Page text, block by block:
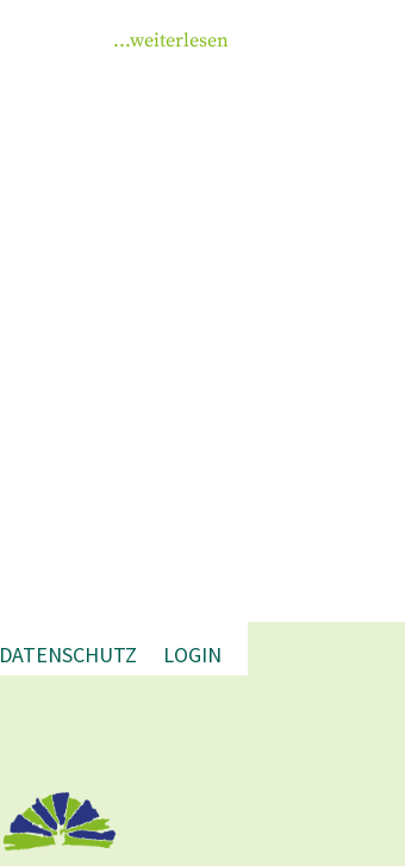
...weiterlesen
DATENSCHUTZ LOGIN